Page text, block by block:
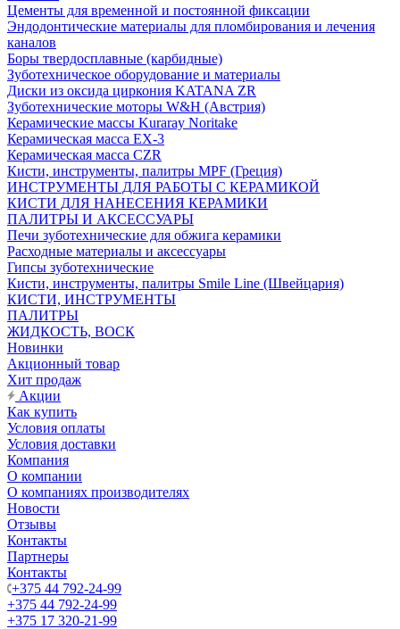
Цементы для временной и постоянной фиксации
Эндодонтические материалы для пломбирования и лечения
каналов
Боры твердосплавные (карбидные)
Зуботехническое оборудование и материалы
Диски из оксида циркония KATANA ZR
Зуботехнические моторы W&H (Австрия)
Керамические массы Kuraray Noritake
Керамическая масса EX-3
Керамическая масса CZR
Кисти, инструменты, палитры MPF (Греция)
ИНСТРУМЕНТЫ ДЛЯ РАБОТЫ С КЕРАМИКОЙ
КИСТИ ДЛЯ НАНЕСЕНИЯ КЕРАМИКИ
ПАЛИТРЫ И АКСЕССУАРЫ
Печи зуботехнические для обжига керамики
Расходные материалы и аксессуары
Гипсы зуботехнические
Кисти, инструменты, палитры Smile Line (Швейцария)
КИСТИ, ИНСТРУМЕНТЫ
ПАЛИТРЫ
ЖИДКОСТЬ, ВОСК
Новинки
Акционный товар
Хит продаж
Акции
Как купить
Условия оплаты
Условия доставки
Компания
О компании
О компаниях производителях
Новости
Отзывы
Контакты
Партнеры
Контакты
+375 44 792-24-99
+375 44 792-24-99
+375 17 320-21-99